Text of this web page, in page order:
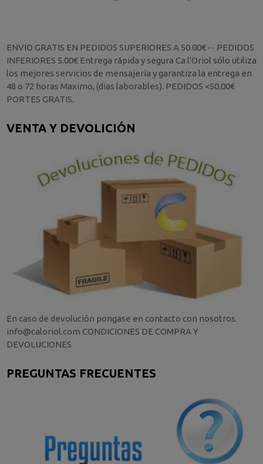
ENVIO GRATIS EN PEDIDOS SUPERIORES A 50.00€ -- PEDIDOS
INFERIORES 5.00€ Entrega rápida y segura Ca l'Oriol sólo utiliza
los mejores servicios de mensajería y garantiza la entrega en
48 o 72 horas Maximo, (dias laborables). PEDIDOS <50.00€
PORTES GRATIS.
VENTA Y DEVOLICIÓN
En caso de devolución pongase en contacto con nosotros.
info@caloriol.com CONDICIONES DE COMPRA Y
DEVOLUCIONES
PREGUNTAS FRECUENTES